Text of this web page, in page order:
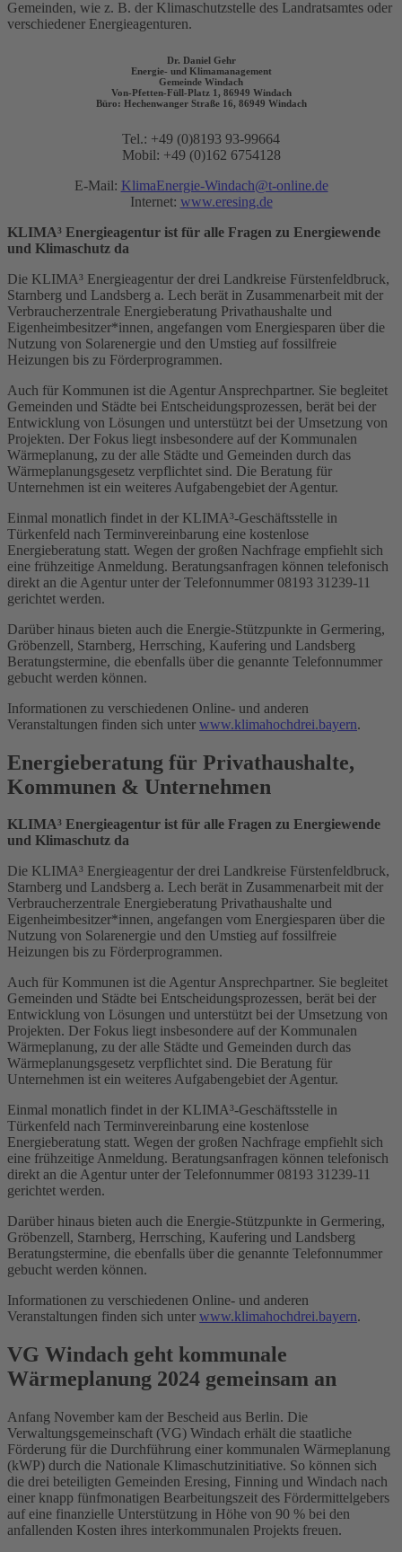
Gemeinden, wie z. B. der Klimaschutzstelle des Landratsamtes oder
verschiedener Energieagenturen.
Dr. Daniel Gehr
Energie- und Klimamanagement
Gemeinde Windach
Von-Pfetten-Füll-Platz 1, 86949 Windach
Büro: Hechenwanger Straße 16, 86949 Windach
Tel.: +49 (0)8193 93-99664
Mobil: +49 (0)162 6754128
E-Mail: KlimaEnergie-Windach@t-online.de
Internet: www.eresing.de
KLIMA³ Energieagentur ist für alle Fragen zu Energiewende
und Klimaschutz da
Die KLIMA³ Energieagentur der drei Landkreise Fürstenfeldbruck,
Starnberg und Landsberg a. Lech berät in Zusammenarbeit mit der
Verbraucherzentrale Energieberatung Privathaushalte und
Eigenheimbesitzer*innen, angefangen vom Energiesparen über die
Nutzung von Solarenergie und den Umstieg auf fossilfreie
Heizungen bis zu Förderprogrammen.
Auch für Kommunen ist die Agentur Ansprechpartner. Sie begleitet
Gemeinden und Städte bei Entscheidungsprozessen, berät bei der
Entwicklung von Lösungen und unterstützt bei der Umsetzung von
Projekten. Der Fokus liegt insbesondere auf der Kommunalen
Wärmeplanung, zu der alle Städte und Gemeinden durch das
Wärmeplanungsgesetz verpflichtet sind. Die Beratung für
Unternehmen ist ein weiteres Aufgabengebiet der Agentur.
Einmal monatlich findet in der KLIMA³-Geschäftsstelle in
Türkenfeld nach Terminvereinbarung eine kostenlose
Energieberatung statt. Wegen der großen Nachfrage empfiehlt sich
eine frühzeitige Anmeldung. Beratungsanfragen können telefonisch
direkt an die Agentur unter der Telefonnummer 08193 31239-11
gerichtet werden.
Darüber hinaus bieten auch die Energie-Stützpunkte in Germering,
Gröbenzell, Starnberg, Herrsching, Kaufering und Landsberg
Beratungstermine, die ebenfalls über die genannte Telefonnummer
gebucht werden können.
Informationen zu verschiedenen Online- und anderen
Veranstaltungen finden sich unter www.klimahochdrei.bayern.
Energieberatung für Privathaushalte,
Kommunen & Unternehmen
KLIMA³ Energieagentur ist für alle Fragen zu Energiewende
und Klimaschutz da
Die KLIMA³ Energieagentur der drei Landkreise Fürstenfeldbruck,
Starnberg und Landsberg a. Lech berät in Zusammenarbeit mit der
Verbraucherzentrale Energieberatung Privathaushalte und
Eigenheimbesitzer*innen, angefangen vom Energiesparen über die
Nutzung von Solarenergie und den Umstieg auf fossilfreie
Heizungen bis zu Förderprogrammen.
Auch für Kommunen ist die Agentur Ansprechpartner. Sie begleitet
Gemeinden und Städte bei Entscheidungsprozessen, berät bei der
Entwicklung von Lösungen und unterstützt bei der Umsetzung von
Projekten. Der Fokus liegt insbesondere auf der Kommunalen
Wärmeplanung, zu der alle Städte und Gemeinden durch das
Wärmeplanungsgesetz verpflichtet sind. Die Beratung für
Unternehmen ist ein weiteres Aufgabengebiet der Agentur.
Einmal monatlich findet in der KLIMA³-Geschäftsstelle in
Türkenfeld nach Terminvereinbarung eine kostenlose
Energieberatung statt. Wegen der großen Nachfrage empfiehlt sich
eine frühzeitige Anmeldung. Beratungsanfragen können telefonisch
direkt an die Agentur unter der Telefonnummer 08193 31239-11
gerichtet werden.
Darüber hinaus bieten auch die Energie-Stützpunkte in Germering,
Gröbenzell, Starnberg, Herrsching, Kaufering und Landsberg
Beratungstermine, die ebenfalls über die genannte Telefonnummer
gebucht werden können.
Informationen zu verschiedenen Online- und anderen
Veranstaltungen finden sich unter www.klimahochdrei.bayern.
VG Windach geht kommunale
Wärmeplanung 2024 gemeinsam an​​
Anfang November kam der Bescheid aus Berlin. Die
Verwaltungsgemeinschaft (VG) Windach erhält die staatliche
Förderung für die Durchführung einer kommunalen Wärmeplanung
(kWP) durch die Nationale Klimaschutzinitiative. So können sich
die drei beteiligten Gemeinden Eresing, Finning und Windach nach
einer knapp fünfmonatigen Bearbeitungszeit des Fördermittelgebers
auf eine finanzielle Unterstützung in Höhe von 90 % bei den
anfallenden Kosten ihres interkommunalen Projekts freuen.